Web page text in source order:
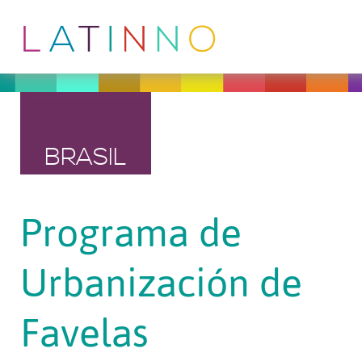
BRASIL
Programa de
Urbanización de
Favelas